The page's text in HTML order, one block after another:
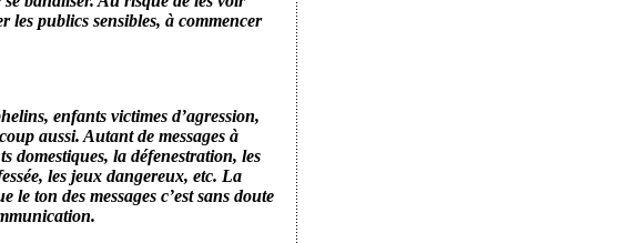
les publics sensibles, à commencer
enfants victimes d’agression,
aussi. Autant de messages à
domestiques, la défenestration, les
les jeux dangereux, etc. La
le ton des messages c’est sans doute